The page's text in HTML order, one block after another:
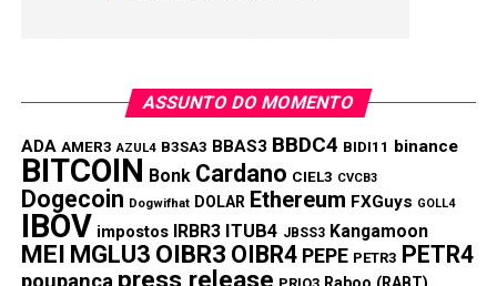
indústria de stablecoins.
Este stablecoin promete melhorar os serviços financeiros
da Ripple oferecendo uma alternativa mais estável ao XRP
para transações e liquidações. O XRP ainda será usado no
ecossistema da Ripple, especialmente em seu serviço de
Liquidez Sob Demanda e na rede de pagamentos
RippleNet, mas um stablecoin poderia distrair o XRP em
ASSUNTO DO MOMENTO
ADA AMER3 AZUL4 B3SA3 BBAS3 BBDC4 BIDI11 binance
BITCOIN Bonk Cardano CIEL3 CVCB3
Dogecoin Dogwifhat DOLAR Ethereum FXGuys GOLL4
IBOV impostos IRBR3 ITUB4 JBSS3 Kangamoon
MEI MGLU3 OIBR3 OIBR4 PEPE PETR3 PETR4
poupança press release